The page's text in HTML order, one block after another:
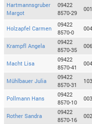
Hartmannsgruber
Margot
09422
8570-29
001
Holzapfel Carmen
09422
8570-0
004
Krampfl Angela
09422
8570-35
006
Macht Lisa
09422
8570-41
004
Mühlbauer Julia
09422
8570-31
103
Pollmann Hans
09422
8570-10
003
Rother Sandra
09422
8570-16
002